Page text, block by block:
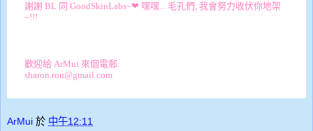
謝謝 BL 同 GoodSkinLabs~❤ 嘿嘿... 毛孔們, 我會努力收伏你地架
~!!!
歡迎給 ArMui 來個電郵:
sharon.ron@gmail.com
ArMui 於 中午12:11